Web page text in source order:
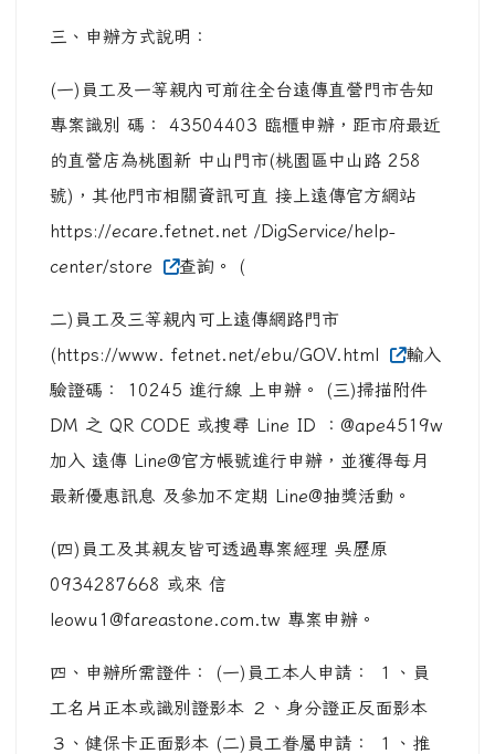
三、申辦方式說明：
(一)員工及一等親內可前往全台遠傳直營門市告知
專案識別 碼： 43504403 臨櫃申辦，距市府最近
的直營店為桃園新 中山門市(桃園區中山路 258
號)，其他門市相關資訊可直 接上遠傳官方網站
https://ecare.fetnet.net /DigService/help-
center/store
查詢。 (
二)員工及三等親內可上遠傳網路門市
(https://www. fetnet.net/ebu/GOV.html
輸入
驗證碼： 10245 進行線 上申辦。 (三)掃描附件
DM 之 QR CODE 或搜尋 Line ID ：@ape4519w
加入 遠傳 Line@官方帳號進行申辦，並獲得每月
最新優惠訊息 及參加不定期 Line@抽獎活動。
(四)員工及其親友皆可透過專案經理 吳歷原
0934287668 或來 信
leowu1@fareastone.com.tw 專案申辦。
四、申辦所需證件： (一)員工本人申請： １、員
工名片正本或識別證影本 ２、身分證正反面影本
３、健保卡正面影本 (二)員工眷屬申請： １、推